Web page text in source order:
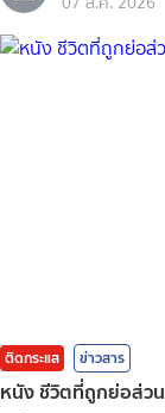
ติดกระแส ข่าวสาร
หนัง ชีวิตที่ถูกย่อส่ว